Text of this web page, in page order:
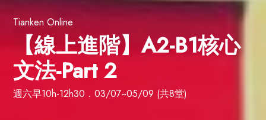
Tianken Online
【線上進階】A2-B1核心
文法-Part 2
週六早10h-12h30．03/07~05/09 (共8堂)